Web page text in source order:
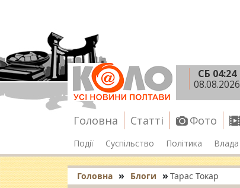
СБ 04:24
08.08.2026
Головна Статті Фото
Події Суспільство Політика Влада
Головна » Блоги » Тарас Токар